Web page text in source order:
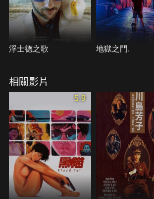
浮士德之歌 地獄之門.
相關影片
5.9